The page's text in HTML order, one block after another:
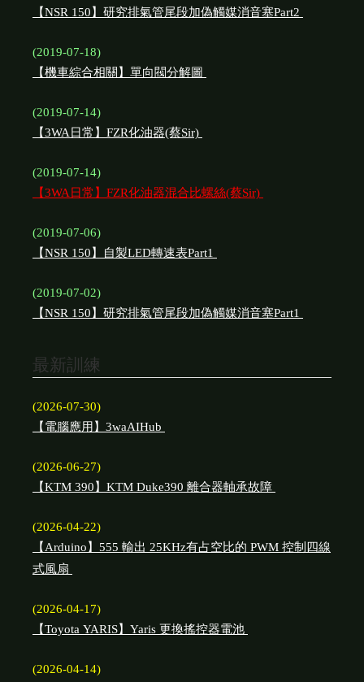
【NSR 150】研究排氣管尾段加偽觸媒消音塞Part2
(2019-07-18)
【機車綜合相關】單向閥分解圖
(2019-07-14)
【3WA日常】FZR化油器(蔡Sir)
(2019-07-14)
【3WA日常】FZR化油器混合比螺絲(蔡Sir)
(2019-07-06)
【NSR 150】自製LED轉速表Part1
(2019-07-02)
【NSR 150】研究排氣管尾段加偽觸媒消音塞Part1
最新訓練
(2026-07-30)
【電腦應用】3waAIHub
(2026-06-27)
【KTM 390】KTM Duke390 離合器軸承故障
(2026-04-22)
【Arduino】555 輸出 25KHz有占空比的 PWM 控制四線
式風扇
(2026-04-17)
【Toyota YARIS】Yaris 更換搖控器電池
(2026-04-14)